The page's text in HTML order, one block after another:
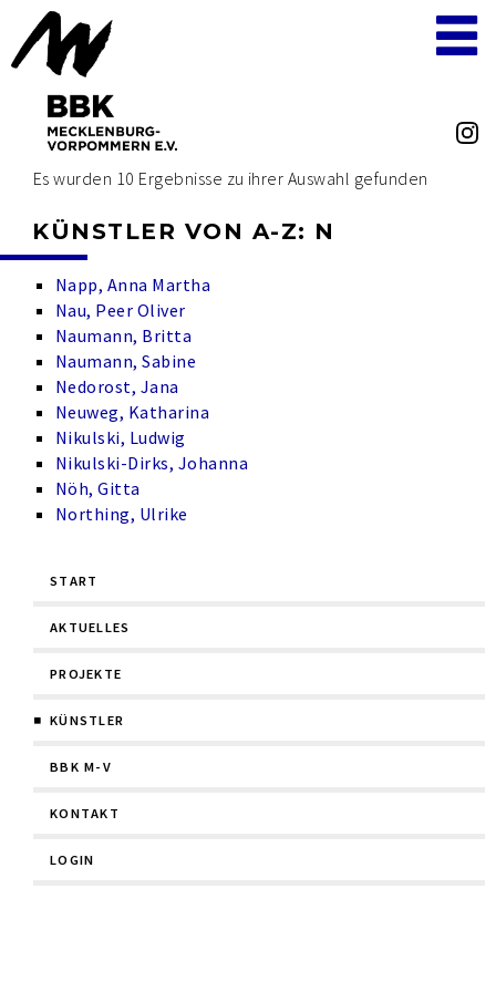
Es wurden 10 Ergebnisse zu ihrer Auswahl gefunden
KÜNSTLER VON A-Z: N
Napp, Anna Martha
Nau, Peer Oliver
Naumann, Britta
Naumann, Sabine
Nedorost, Jana
Neuweg, Katharina
Nikulski, Ludwig
Nikulski-Dirks, Johanna
Nöh, Gitta
Northing, Ulrike
überspringen
START
AKTUELLES
PROJEKTE
KÜNSTLER
BBK M-V
KONTAKT
LOGIN